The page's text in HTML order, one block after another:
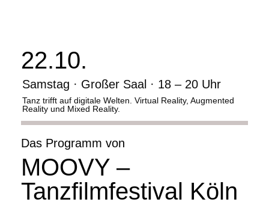
22.10.
Samstag · Großer Saal · 18 – 20 Uhr
Tanz trifft auf digitale Welten. Virtual Reality, Augmented
Reality und Mixed Reality.
Das Programm von
MOOVY –
Tanzfilmfestival Köln